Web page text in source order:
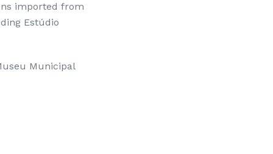
imported from
Estúdio
Municipal